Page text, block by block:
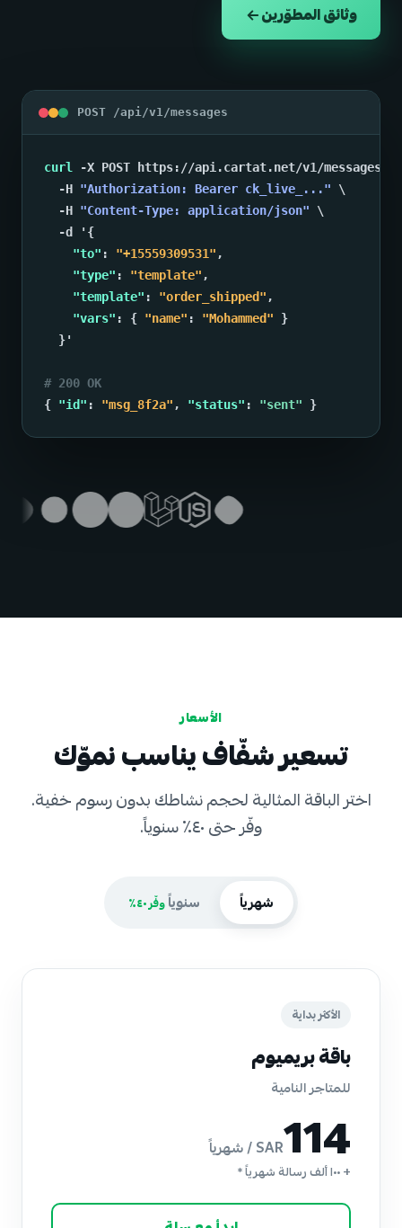
وثائق المطوّرين
POST /api/v1/messages
curl
-X POST https://api.cartat.net/v1/messages \
  -H
"Authorization: Bearer ck_live_..." \
  -H
"Content-Type: application/json" \
  -d '
{
"to" : "+15559309531" ,
"type" : "template" ,
"template" : "order_shipped" ,
"vars" : { "name" : "Mohammed"
}
}'
# 200 OK
{ "id" : "msg_8f2a" , "status" : "sent" }
الأسعار
تسعير شفّاف يناسب نموّك
اختر الباقة المثالية لحجم نشاطك بدون رسوم خفية.
وفّر حتى ٤٠٪ سنوياً.
شهرياً سنوياًوفّر ٤٠٪
الأكثر بداية
باقة بريميوم
للمتاجر النامية
114SAR / شهرياً
+ ١٠٠ ألف رسالة شهرياً *